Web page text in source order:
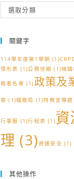
類
選取分類
關鍵字
114學年度第1學期 (1)
情形表 (1)公務信箱 (1)城鎮
格者名單 (1)政策及
章 (1)檔案局 (1)特教宣導週
行事曆 (1)行程表 (1)
理 (3)資通安全 (1)
其他操作